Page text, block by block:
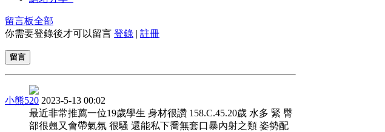
留言板全部
你需要登錄後才可以留言 登錄 | 註冊
留言
小熊520 2023-5-13 00:02
最近非常推薦一位19歲學生 身材很讚 158.C.45.20歲 水多 緊 臀
部很翹又會帶氣氛 很騷 還能私下喬無套口暴內射之類 姿勢配